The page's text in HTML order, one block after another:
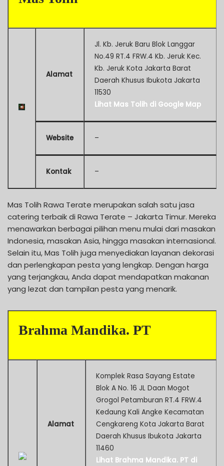
Alamat
Jl. Kb. Jeruk Baru Blok Langgar
No.49 RT.4 FRW.4 Kb. Jeruk Kec.
Kb. Jeruk Kota Jakarta Barat
Daerah Khusus Ibukota Jakarta
11530
Lihat Mas Tolih di Google Map
Website –
Kontak –
Mas Tolih Rawa Terate merupakan salah satu jasa
catering terbaik di Rawa Terate – Jakarta Timur. Mereka
menawarkan berbagai pilihan menu mulai dari masakan
Indonesia, masakan Asia, hingga masakan internasional.
Selain itu, Mas Tolih juga menyediakan layanan dekorasi
dan perlengkapan pesta yang lengkap. Dengan harga
yang terjangkau, Anda dapat mendapatkan makanan
yang lezat dan tampilan pesta yang menarik.
Brahma Mandika. PT
Alamat
Komplek Rasa Sayang Estate
Blok A No. 16 JL Daan Mogot
Grogol Petamburan RT.4 FRW.4
Kedaung Kali Angke Kecamatan
Cengkareng Kota Jakarta Barat
Daerah Khusus Ibukota Jakarta
11460
Lihat Brahma Mandika. PT di